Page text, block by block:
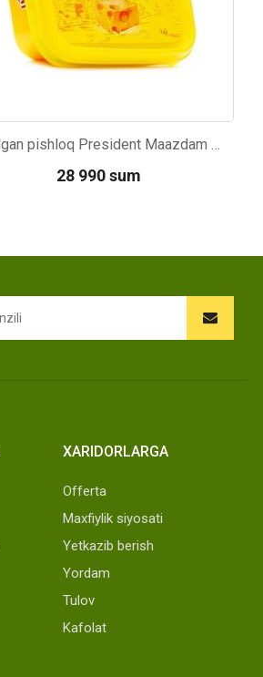
Eritilgan pishloq President Maazdam 200g
28 990 sum
XARIDORLARGA
Offerta
Maxfiylik siyosati
Yetkazib berish
Yordam
Tulov
Kafolat